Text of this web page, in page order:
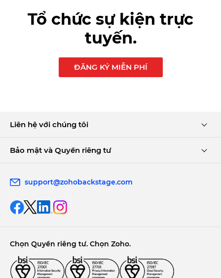
Tổ chức sự kiện trực
tuyến.
ĐĂNG KÝ MIỄN PHÍ
Liên hệ với chúng tôi
Bảo mật và Quyền riêng tư
support@zohobackstage.com
Chọn Quyền riêng tư. Chọn Zoho.